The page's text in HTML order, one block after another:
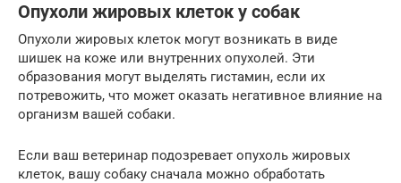
Опухоли жировых клеток у собак
Опухоли жировых клеток могут возникать в виде
шишек на коже или внутренних опухолей. Эти
образования могут выделять гистамин, если их
потревожить, что может оказать негативное влияние на
организм вашей собаки.
Если ваш ветеринар подозревает опухоль жировых
клеток, вашу собаку сначала можно обработать